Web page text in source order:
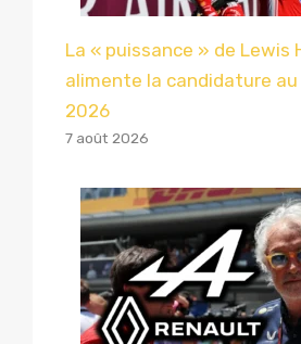
La « puissance » de Lewis
alimente la candidature au
2026
7 août 2026